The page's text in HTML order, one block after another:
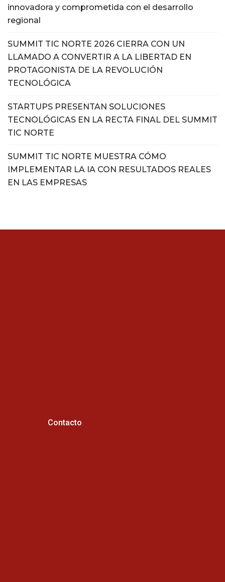
innovadora y comprometida con el desarrollo
regional
SUMMIT TIC NORTE 2026 CIERRA CON UN
LLAMADO A CONVERTIR A LA LIBERTAD EN
PROTAGONISTA DE LA REVOLUCIÓN
TECNOLÓGICA
STARTUPS PRESENTAN SOLUCIONES
TECNOLÓGICAS EN LA RECTA FINAL DEL SUMMIT
TIC NORTE
SUMMIT TIC NORTE MUESTRA CÓMO
IMPLEMENTAR LA IA CON RESULTADOS REALES
EN LAS EMPRESAS
Contacto